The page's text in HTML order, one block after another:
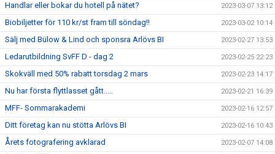
Handlar eller bokar du hotell på nätet? 2023-03-07 13:12
Biobiljetter för 110 kr/st fram till söndag!! 2023-03-02 10:14
Sälj med Bülow & Lind och sponsra Arlövs BI 2023-02-27 13:53
Ledarutbildning SvFF D - dag 2 2023-02-25 22:23
Skokväll med 50% rabatt torsdag 2 mars 2023-02-23 14:17
Nu har första flyttlasset gått..... 2023-02-21 16:39
MFF- Sommarakademi 2023-02-16 12:57
Ditt företag kan nu stötta Arlövs BI 2023-02-16 10:43
Årets fotografering avklarad 2023-02-07 14:08